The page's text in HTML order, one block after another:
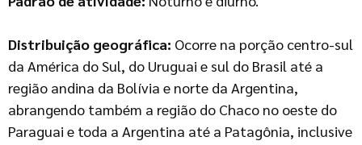
Distribuição geográfica: Ocorre na porção centro-sul
da América do Sul, do Uruguai e sul do Brasil até a
região andina da Bolívia e norte da Argentina,
abrangendo também a região do Chaco no oeste do
Paraguai e toda a Argentina até a Patagônia, inclusive